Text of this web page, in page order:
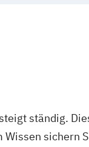
ständig.
sichern